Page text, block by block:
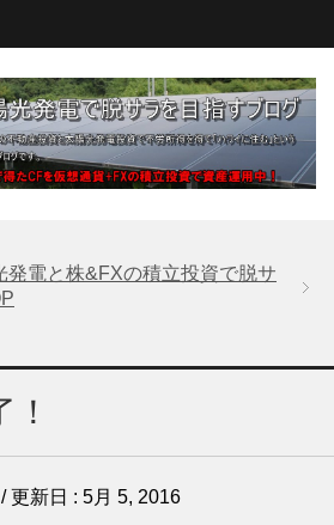
発電と株&FXの積立投資で脱サ
/ 更新日 : 5月 5, 2016